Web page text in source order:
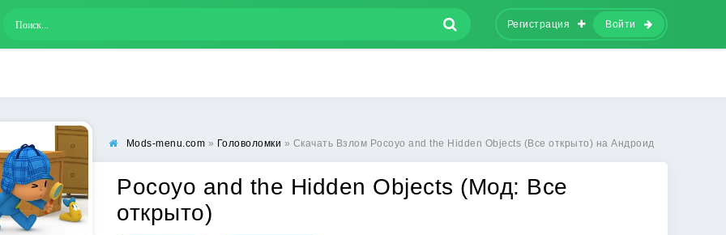
Регистрация Войти
Mods-menu.com » Головоломки » Скачать Взлом Pocoyo and the Hidden Objects (Все открыто) на Андроид
Pocoyo and the Hidden Objects (Мод: Все
открыто)